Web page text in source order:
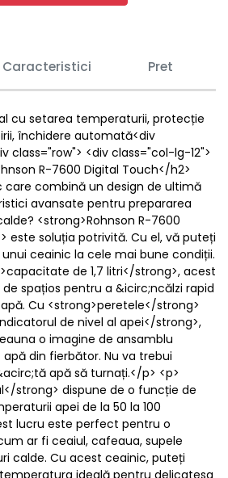
Caracteristici Pret
cu setarea temperaturii, protecție
închidere automată<div
class="row"> <div class="col-lg-12">
R-7600 Digital Touch</h2>
care combină un design de ultimă
avansate pentru prepararea
<strong>Rohnson R-7600
este soluția potrivită. Cu el, vă puteți
ceainic la cele mai bune condiții.
de 1,7 litri</strong>, acest
spațios pentru a &icirc;ncălzi rapid
Cu <strong>peretele</strong>
de nivel al apei</strong>,
o imagine de ansamblu
din fierbător. Nu va trebui
apă să turnați.</p> <p>
strong> dispune de o funcție de
apei de la 50 la 100
lucru este perfect pentru o
ar fi ceaiul, cafeaua, supele
calde. Cu acest ceainic, puteți
ideală pentru delicatesa